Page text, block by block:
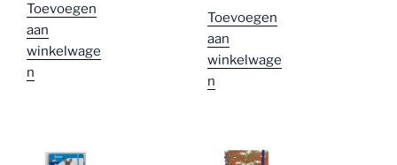
Toevoegen
aan
winkelwage
n
Toevoegen
aan
winkelwage
n